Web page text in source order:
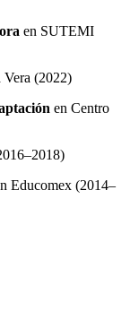
en SUTEMI
Vera (2022)
en Centro
Educomex (2014–